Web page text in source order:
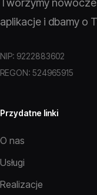
Tworzymy
aplikacje i dbamy o
NIP: 9222883602
REGON: 524965915
Przydatne linki
O nas
Usługi
Realizacje